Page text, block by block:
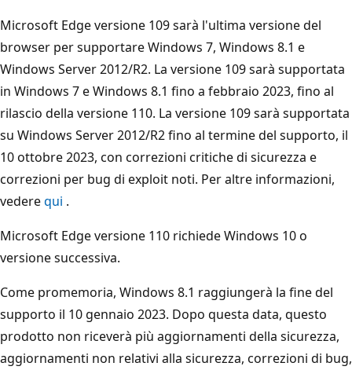
Microsoft Edge versione 109 sarà l'ultima versione del
browser per supportare Windows 7, Windows 8.1 e
Windows Server 2012/R2. La versione 109 sarà supportata
in Windows 7 e Windows 8.1 fino a febbraio 2023, fino al
rilascio della versione 110. La versione 109 sarà supportata
su Windows Server 2012/R2 fino al termine del supporto, il
10 ottobre 2023, con correzioni critiche di sicurezza e
correzioni per bug di exploit noti. Per altre informazioni,
vederequi .
Microsoft Edge versione 110 richiede Windows 10 o
versione successiva.
Come promemoria, Windows 8.1 raggiungerà la fine del
supporto il 10 gennaio 2023. Dopo questa data, questo
prodotto non riceverà più aggiornamenti della sicurezza,
aggiornamenti non relativi alla sicurezza, correzioni di bug,